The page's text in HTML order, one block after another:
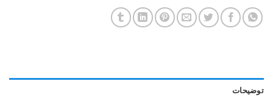
توضیحات